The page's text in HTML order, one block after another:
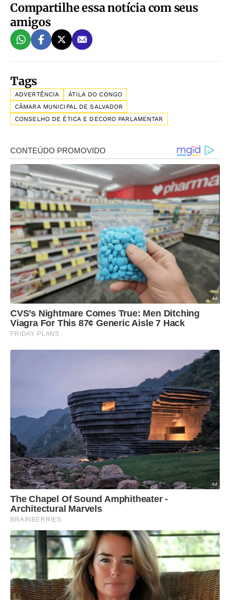
Compartilhe essa notícia com seus
amigos
Tags
ADVERTÊNCIA
ÁTILA DO CONGO
CÂMARA MUNICIPAL DE SALVADOR
CONSELHO DE ÉTICA E DECORO PARLAMENTAR